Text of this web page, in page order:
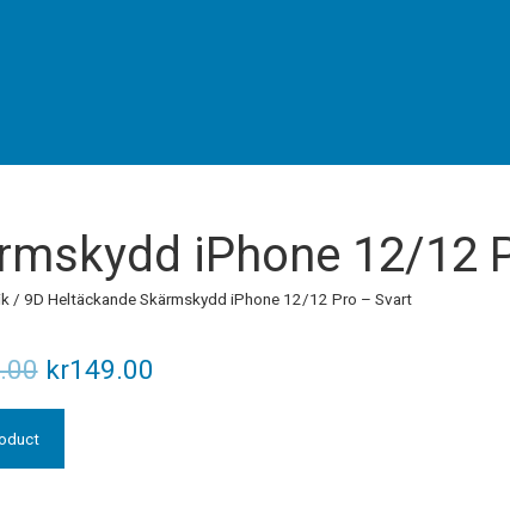
iPhone 12/12
/ 9D Heltäckande Skärmskydd iPhone 12/12 Pro – Svart
kr149.00